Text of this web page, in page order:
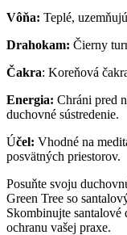
Vôňa: Teplé,
Drahokam: Čierny
Čakra: Koreňová
Energia: Chráni pred
duchovné sústredenie.
Účel: Vhodné na
posvätných priestorov.
Posuňte svoju
Green Tree so
Skombinujte
ochranu vašej praxe.